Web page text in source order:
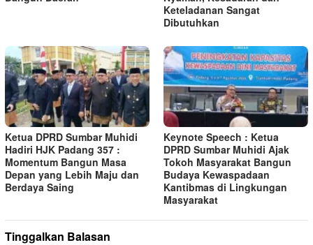
Keteladanan Sangat
Dibutuhkan
Ketua DPRD Sumbar Muhidi
Hadiri HJK Padang 357 :
Momentum Bangun Masa
Depan yang Lebih Maju dan
Berdaya Saing
Keynote Speech : Ketua
DPRD Sumbar Muhidi Ajak
Tokoh Masyarakat Bangun
Budaya Kewaspadaan
Kantibmas di Lingkungan
Masyarakat
Tinggalkan Balasan